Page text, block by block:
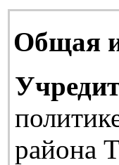
Общая
района